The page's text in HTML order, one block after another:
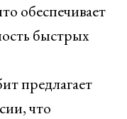
обеспечивает
быстрых
предлагает
что